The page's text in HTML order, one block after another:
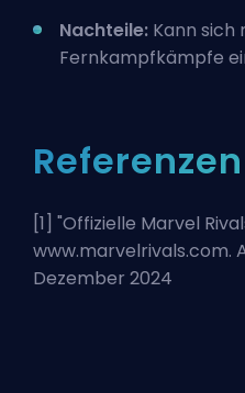
Nachteile: Kann sich
Fernkampfkämpfe
Referenzen
[1] "Offizielle Marvel
www.marvelrivals.com.
Dezember 2024